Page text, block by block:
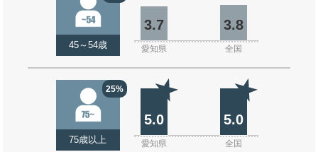
45～54歳
3.7 3.8
愛知県 全国
25%
75歳以上
5.0 5.0
愛知県 全国